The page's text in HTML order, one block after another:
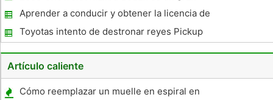
completo
valor en el mejor Kia
Aprender a conducir y obtener la licencia de
conducir
Toyotas intento de destronar reyes Pickup
Artículo caliente
Cómo reemplazar un muelle en espiral en